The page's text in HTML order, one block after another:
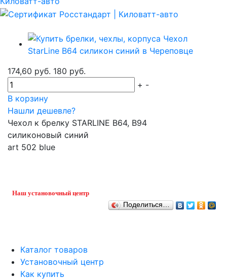
174,60 руб. 180 руб.
+ -
В корзину
Нашли дешевле?
Чехол к брелку STARLINE B64, B94
силиконовый синий
art 502 blue
Наш установочный центр
Поделиться…
Каталог товаров
Установочный центр
Как купить